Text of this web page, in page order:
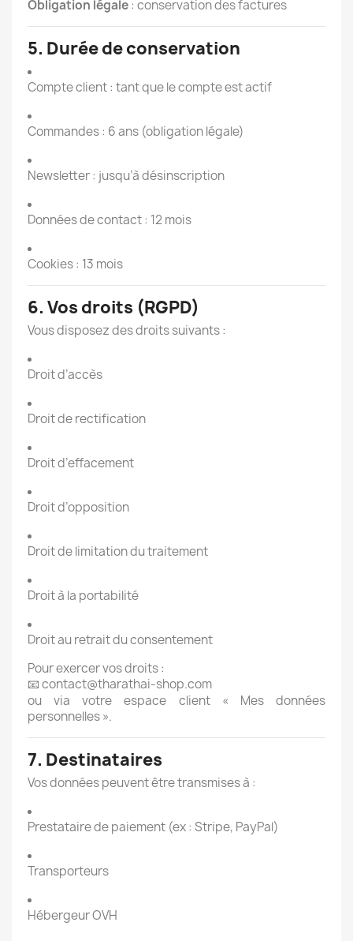
Obligation légale: conservation des factures
5. Durée de conservation
Compte client : tant que le compte est actif
Commandes : 6 ans (obligation légale)
Newsletter : jusqu’à désinscription
Données de contact : 12 mois
Cookies : 13 mois
6. Vos droits (RGPD)
Vous disposez des droits suivants :
Droit d’accès
Droit de rectification
Droit d’effacement
Droit d’opposition
Droit de limitation du traitement
Droit à la portabilité
Droit au retrait du consentement
Pour exercer vos droits :
📧contact@tharathai-shop.com
ou via votre espace client « Mes données
personnelles ».
7. Destinataires
Vos données peuvent être transmises à :
Prestataire de paiement (ex : Stripe, PayPal)
Transporteurs
Hébergeur OVH